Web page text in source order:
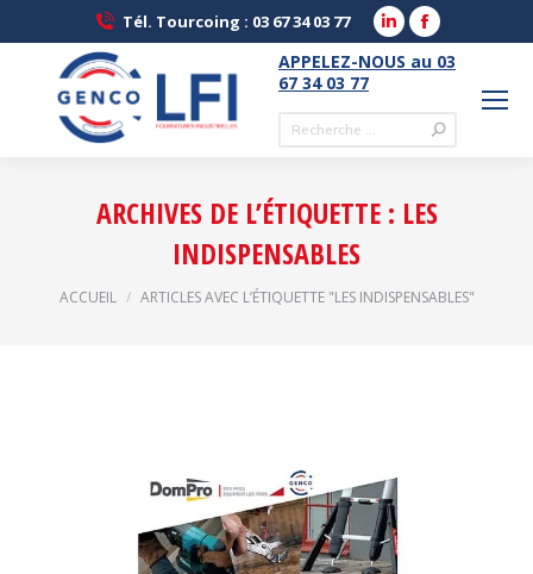
Tél. Tourcoing : 03 67 34 03 77
LinkedIn
page
Facebook
page
APPELEZ-NOUS au 03
67 34 03 77
Recherche
ARCHIVES DE L’ÉTIQUETTE : LES
INDISPENSABLES
Vous êtes ici :
ACCUEIL ARTICLES AVEC L’ÉTIQUETTE "LES INDISPENSABLES"